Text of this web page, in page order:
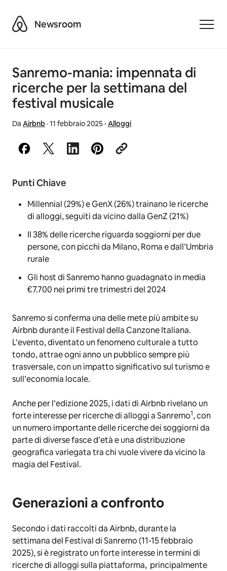
AirbnbNewsroom
Sanremo-mania: impennata di
ricerche per la settimana del
festival musicale
Da Airbnb·11 febbraio 2025· Alloggi
Punti Chiave
Millennial (29%) e GenX (26%) trainano le ricerche
di alloggi, seguiti da vicino dalla GenZ (21%)
Il 38% delle ricerche riguarda soggiorni per due
persone, con picchi da Milano, Roma e dall’Umbria
rurale
Gli host di Sanremo hanno guadagnato in media
€7.700 nei primi tre trimestri del 2024
Sanremo si conferma una delle mete più ambite su
Airbnb durante il Festival della Canzone Italiana.
L’evento, diventato un fenomeno culturale a tutto
tondo, attrae ogni anno un pubblico sempre più
trasversale, con un impatto significativo sul turismo e
sull’economia locale.
Anche per l’edizione 2025, i dati di Airbnb rivelano un
forte interesse per ricerche di alloggi a Sanremo1, con
un numero importante delle ricerche dei soggiorni da
parte di diverse fasce d’età e una distribuzione
geografica variegata tra chi vuole vivere da vicino la
magia del Festival.
Generazioni a confronto
Secondo i dati raccolti da Airbnb, durante la
settimana del Festival di Sanremo (11-15 febbraio
2025), si è registrato un forte interesse in termini di
ricerche di alloggi sulla piattaforma, principalmente